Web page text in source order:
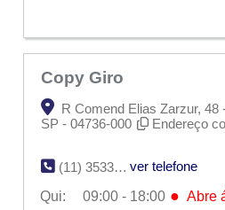
Copy Giro
R Comend Elias Zarzur, 48
SP - 04736-000
Endereço
(11) 3533-1525
ver telefone
Qui:
09:00 - 18:00 ● Abre